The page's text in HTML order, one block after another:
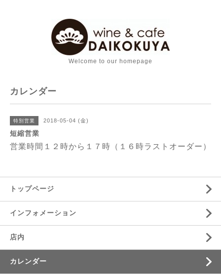
Welcome to our homepage
カレンダー
特別営業 2018-05-04 (金)
短縮営業
営業時間１２時から１７時（１６時ラストオーダー）
トップページ
インフォメーション
店内
カレンダー